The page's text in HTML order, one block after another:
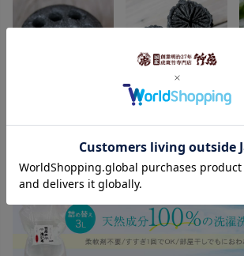
¥1,000（税抜） ¥1,200（税抜）